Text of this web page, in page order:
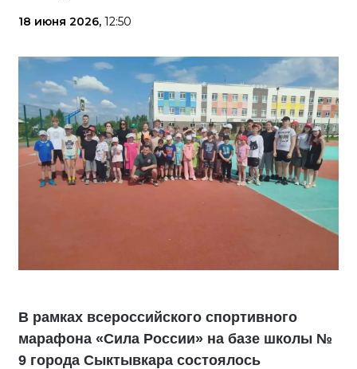
18 июня 2026, 12:50
В рамках всероссийского спортивного
марафона «Сила России» на базе школы №
9 города Сыктывкара состоялось